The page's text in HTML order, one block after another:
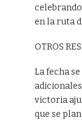
en la ruta
OTROS
La fecha
victoria
que se